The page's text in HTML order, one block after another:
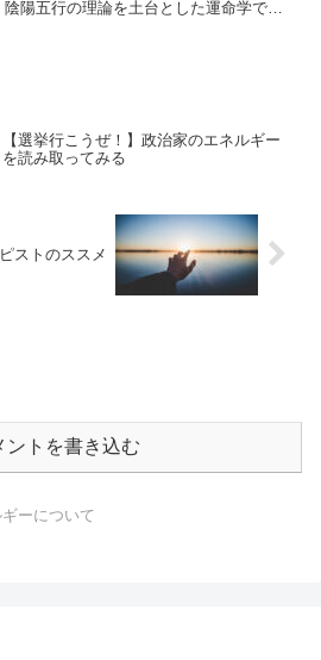
陰陽五行の理論を土台とした運命学であ
【選挙行こうぜ！】政治家のエネルギー
を読み取ってみる
ストのススメ
ントを書き込む
ーについて